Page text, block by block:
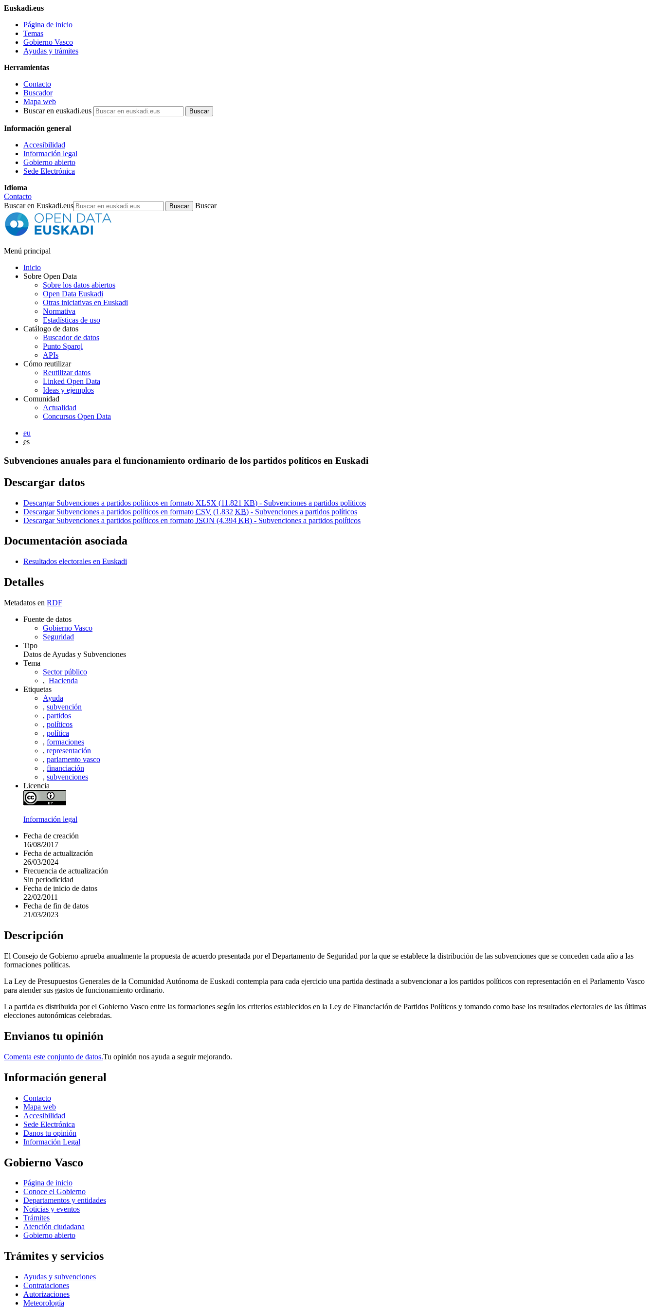
Euskadi.eus
Página de inicio
Temas
Gobierno Vasco
Ayudas y trámites
Herramientas
Contacto
Buscador
Mapa web
Buscar en euskadi.eus
Información general
Accesibilidad
Información legal
Gobierno abierto
Sede Electrónica
Idioma
Contacto
Buscar en Euskadi.eus
Buscar
Menú principal
Inicio
Sobre Open Data
Sobre los datos abiertos
Open Data Euskadi
Otras iniciativas en Euskadi
Normativa
Estadísticas de uso
Catálogo de datos
Buscador de datos
Punto Sparql
APIs
Cómo reutilizar
Reutilizar datos
Linked Open Data
Ideas y ejemplos
Comunidad
Actualidad
Concursos Open Data
eu
es
Subvenciones anuales para el funcionamiento ordinario de los partidos políticos en Euskadi
Descargar datos
Descargar Subvenciones a partidos políticos en formato XLSX (11.821 KB) - Subvenciones a partidos políticos
Descargar Subvenciones a partidos políticos en formato CSV (1.832 KB) - Subvenciones a partidos políticos
Descargar Subvenciones a partidos políticos en formato JSON (4.394 KB) - Subvenciones a partidos políticos
Documentación asociada
Resultados electorales en Euskadi
Detalles
Metadatos en RDF
Fuente de datos
Gobierno Vasco
Seguridad
Tipo
Datos de Ayudas y Subvenciones
Tema
Sector público
, Hacienda
Etiquetas
Ayuda
, subvención
, partidos
, políticos
, política
, formaciones
, representación
, parlamento vasco
, financiación
, subvenciones
Licencia
Información legal
Fecha de creación
16/08/2017
Fecha de actualización
26/03/2024
Frecuencia de actualización
Sin periodicidad
Fecha de inicio de datos
22/02/2011
Fecha de fin de datos
21/03/2023
Descripción
El Consejo de Gobierno aprueba anualmente la propuesta de acuerdo presentada por el Departamento de Seguridad por la que se establece la distribución de las subvenciones que se conceden cada año a las
formaciones políticas.
La Ley de Presupuestos Generales de la Comunidad Autónoma de Euskadi contempla para cada ejercicio una partida destinada a subvencionar a los partidos políticos con representación en el Parlamento Vasco
para atender sus gastos de funcionamiento ordinario.
La partida es distribuida por el Gobierno Vasco entre las formaciones según los criterios establecidos en la Ley de Financiación de Partidos Políticos y tomando como base los resultados electorales de las últimas
elecciones autonómicas celebradas.
Envianos tu opinión
Comenta este conjunto de datos.Tu opinión nos ayuda a seguir mejorando.
Información general
Contacto
Mapa web
Accesibilidad
Sede Electrónica
Danos tu opinión
Información Legal
Gobierno Vasco
Página de inicio
Conoce el Gobierno
Departamentos y entidades
Noticias y eventos
Trámites
Atención ciudadana
Gobierno abierto
Trámites y servicios
Ayudas y subvenciones
Contrataciones
Autorizaciones
Meteorología